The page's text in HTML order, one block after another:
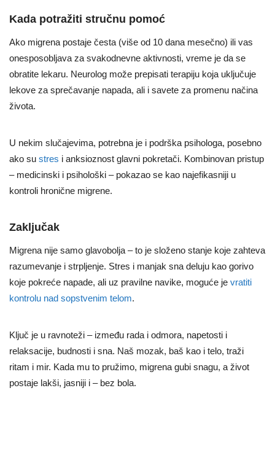
Kada potražiti stručnu pomoć
Ako migrena postaje česta (više od 10 dana mesečno) ili vas
onesposobljava za svakodnevne aktivnosti, vreme je da se
obratite lekaru. Neurolog može prepisati terapiju koja uključuje
lekove za sprečavanje napada, ali i savete za promenu načina
života.
U nekim slučajevima, potrebna je i podrška psihologa, posebno
ako su stres i anksioznost glavni pokretači. Kombinovan pristup
– medicinski i psihološki – pokazao se kao najefikasniji u
kontroli hronične migrene.
Zaključak
Migrena nije samo glavobolja – to je složeno stanje koje zahteva
razumevanje i strpljenje. Stres i manjak sna deluju kao gorivo
koje pokreće napade, ali uz pravilne navike, moguće je vratiti
kontrolu nad sopstvenim telom.
Ključ je u ravnoteži – između rada i odmora, napetosti i
relaksacije, budnosti i sna. Naš mozak, baš kao i telo, traži
ritam i mir. Kada mu to pružimo, migrena gubi snagu, a život
postaje lakši, jasniji i – bez bola.